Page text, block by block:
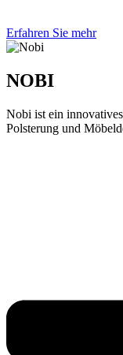
Erfahren Sie mehr
NOBI
Nobi ist ein
Polsterung und